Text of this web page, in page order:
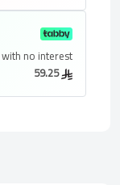
with no interest.
59.25